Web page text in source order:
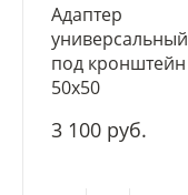
Адаптер
универсальный
под кронштейн
50х50
3 100 руб.